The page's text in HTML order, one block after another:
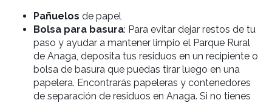
Pañuelos de papel
Bolsa para basura: Para evitar dejar restos de tu
paso y ayudar a mantener limpio el Parque Rural
de Anaga, deposita tus residuos en un recipiente o
bolsa de basura que puedas tirar luego en una
papelera. Encontrarás papeleras y contenedores
de separación de residuos en Anaga. Si no tienes